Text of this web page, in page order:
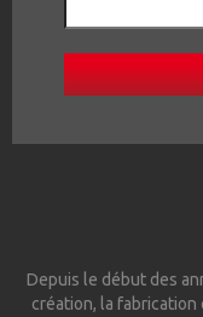
Depuis le début des
création, la